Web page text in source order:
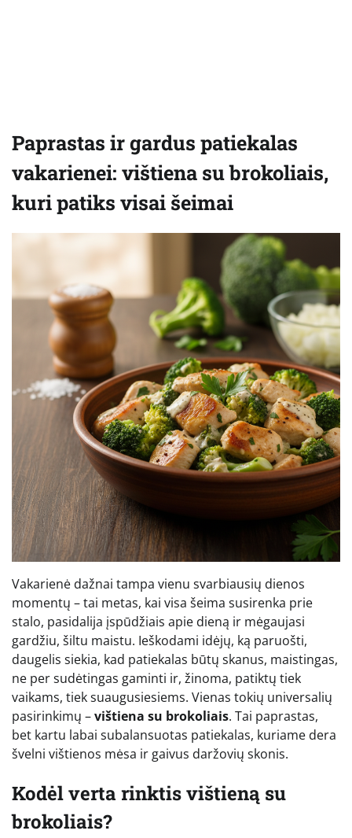
Paprastas ir gardus patiekalas
vakarienei: vištiena su brokoliais,
kuri patiks visai šeimai
Vakarienė dažnai tampa vienu svarbiausių dienos
momentų – tai metas, kai visa šeima susirenka prie
stalo, pasidalija įspūdžiais apie dieną ir mėgaujasi
gardžiu, šiltu maistu. Ieškodami idėjų, ką paruošti,
daugelis siekia, kad patiekalas būtų skanus, maistingas,
ne per sudėtingas gaminti ir, žinoma, patiktų tiek
vaikams, tiek suaugusiesiems. Vienas tokių universalių
pasirinkimų –vištiena su brokoliais. Tai paprastas,
bet kartu labai subalansuotas patiekalas, kuriame dera
švelni vištienos mėsa ir gaivus daržovių skonis.
Kodėl verta rinktis vištieną su
brokoliais?